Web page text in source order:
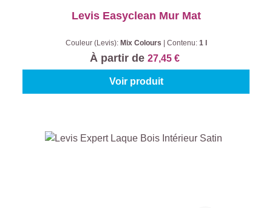
Levis Easyclean Mur Mat
Couleur (Levis): Mix Colours Contenu: 1 l
À partir de 27,45 €
Voir produit